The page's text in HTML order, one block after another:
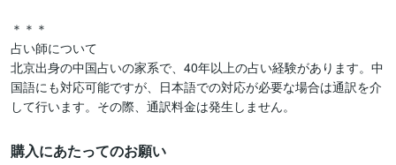
＊＊＊
占い師について
北京出身の中国占いの家系で、40年以上の占い経験があります。中
国語にも対応可能ですが、日本語での対応が必要な場合は通訳を介
して行います。その際、通訳料金は発生しません。
購入にあたってのお願い